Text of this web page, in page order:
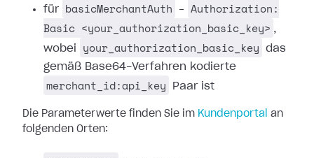
für basicMerchantAuth –
Authorization:
Basic <your_authorization_basic_key> ,
wobei
your_authorization_basic_key
das
gemäß Base64-Verfahren kodierte
merchant_id:api_key Paar ist
Die Parameterwerte finden Sie im Kundenportal an
folgenden Orten: